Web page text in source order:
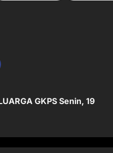
GKPS Senin, 19